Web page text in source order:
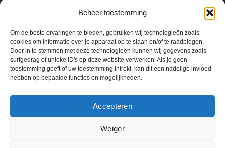
Beheer toestemming
Om de beste ervaringen te bieden, gebruiken wij technologieën zoals
cookies om informatie over je apparaat op te slaan en/of te raadplegen.
Door in te stemmen met deze technologieën kunnen wij gegevens zoals
surfgedrag of unieke ID's op deze website verwerken. Als je geen
toestemming geeft of uw toestemming intrekt, kan dit een nadelige invloed
hebben op bepaalde functies en mogelijkheden.
Accepteren
Weiger
Stadspalen
Afzetpalen
Bodemmarkering
Ram- & Aanrijbeveiliging
Copyright © 2024 QuickSafe. Alle rechten voorbehouden.